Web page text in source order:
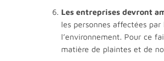
Les entreprises devront
les personnes affectées
l’environnement. Pour ce
matière de plaintes et de